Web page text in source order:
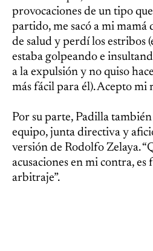
provocaciones de un tipo
partido, me sacó a mi mamá
de salud y perdí los estribos
estaba golpeando e
a la expulsión y no quiso
más fácil para él). Acepto mi
Por su parte, Padilla
equipo, junta directiva y
versión de Rodolfo Zelaya.
acusaciones en mi contra,
arbitraje”.